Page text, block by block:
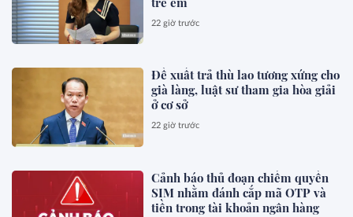
22 giờ trước
Đề xuất trả thù lao tương xứng cho
già làng, luật sư tham gia hòa giải
ở cơ sở
22 giờ trước
Cảnh báo thủ đoạn chiếm quyền
SIM nhằm đánh cắp mã OTP và
tiền trong tài khoản ngân hàng